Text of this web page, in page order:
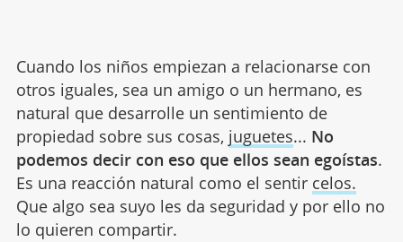
Cuando los niños empiezan a relacionarse con
otros iguales, sea un amigo o un hermano, es
natural que desarrolle un sentimiento de
propiedad sobre sus cosas, juguetes... No
podemos decir con eso que ellos sean egoístas.
Es una reacción natural como el sentir celos.
Que algo sea suyo les da seguridad y por ello no
lo quieren compartir.